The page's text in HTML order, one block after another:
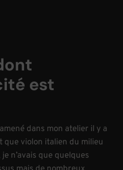
est
dans mon atelier il y a
que violon italien du milieu
n’avais que quelques